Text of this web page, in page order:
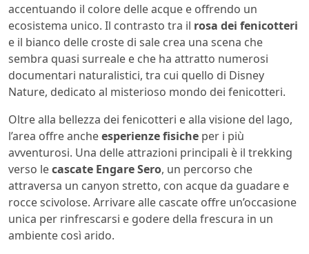
accentuando il colore delle acque e offrendo un
ecosistema unico. Il contrasto tra il rosa dei fenicotteri
e il bianco delle croste di sale crea una scena che
sembra quasi surreale e che ha attratto numerosi
documentari naturalistici, tra cui quello di Disney
Nature, dedicato al misterioso mondo dei fenicotteri.
Oltre alla bellezza dei fenicotteri e alla visione del lago,
l’area offre ancheesperienze fisiche per i più
avventurosi. Una delle attrazioni principali è il trekking
verso lecascate Engare Sero, un percorso che
attraversa un canyon stretto, con acque da guadare e
rocce scivolose. Arrivare alle cascate offre un’occasione
unica per rinfrescarsi e godere della frescura in un
ambiente così arido.